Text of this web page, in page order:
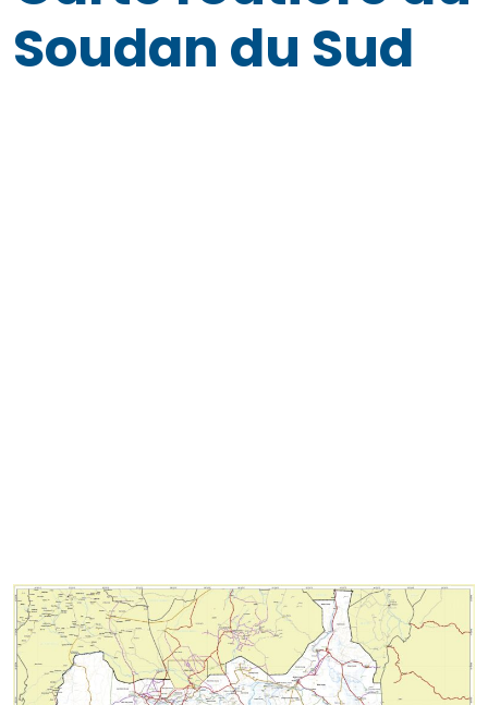
Soudan du Sud